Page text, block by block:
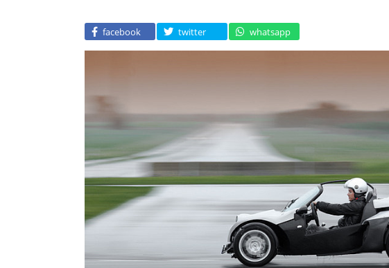
facebook twitter whatsapp